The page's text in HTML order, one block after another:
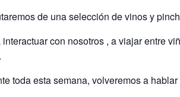
de una selección de vinos y
interactuar con nosotros , a viajar entre
toda esta semana, volveremos a